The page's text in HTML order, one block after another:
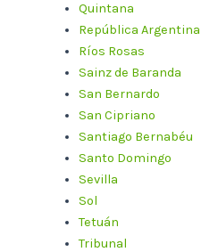
Quintana
República Argentina
Ríos Rosas
Sainz de Baranda
San Bernardo
San Cipriano
Santiago Bernabéu
Santo Domingo
Sevilla
Sol
Tetuán
Tribunal